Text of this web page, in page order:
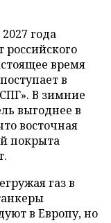
года
российского
время
в
В зимние
выгоднее в
восточная
покрыта
газ в
в Европу, но